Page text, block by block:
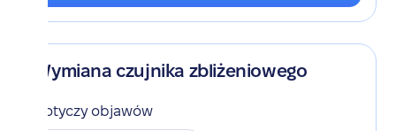
Wymiana czujnika zbliżeniowego
Dotyczy objawów